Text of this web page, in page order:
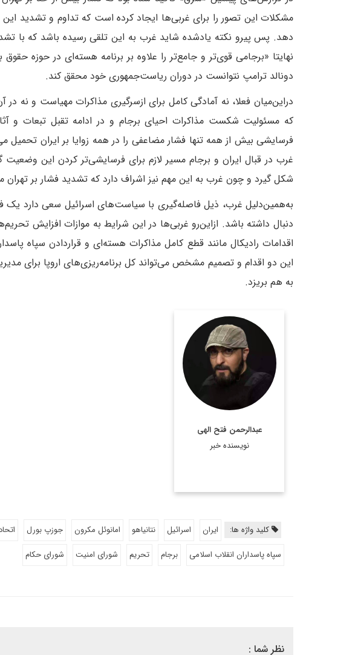
مشکلات این تصور را برای غربی‌ها ایجاد کرده است که تداوم و تشدید
دهد. پس پیرو نکته یادشده شاید غرب به این تلقی رسیده باشد که با
نهایتا «برجامی قوی‌تر و جامع‌تر را علاوه بر برنامه هسته‌ای در حوزه
دونالد ترامپ نتوانست در دوران ریاست‌جمهوری خود محقق کند.
در‌این‌میان فعلا، نه آمادگی کامل برای ازسرگیری مذاکرات مهیاست و نه
که مسئولیت شکست مذاکرات احیای برجام و در ادامه تقبل تبعات و
فرسایشی بیش از همه تنها فشار مضاعفی را در همه زوایا بر ایران
غرب در قبال ایران و برجام مسیر لازم برای فرسایشی‌تر کردن این
شکل گیرد و چون غرب به این مهم نیز اشراف دارد که تشدید فشار بر
به‌همین‌دلیل غرب، ذیل فاصله‌گیری با سیاست‌های اسرائیل سعی دارد یک
دنبال داشته باشد. ازاین‌رو غربی‌ها در این شرایط به موازات افزایش
اقدامات رادیکال مانند قطع کامل مذاکرات هسته‌ای و قرار‌دادن سپاه
این دو اقدام و تصمیم مشخص می‌تواند کل برنامه‌ریزی‌های اروپا برای
به هم بریزد.
عبدالرحمن فتح الهی
نویسنده خبر
روزنامه نگار و کارشناس
ارشد روزنامه نگاری سیاسی
و عضو تحریریه دیپلماسی
ایرانی.
اطلاعات بیشتر
کلید واژه ها: ایران اسرائیل نتانیاهو امانوئل مکرون جوزپ بورل
سپاه پاسداران انقلاب اسلامی
برجام تحریم شورای امنیت شورای حکام
نظر شما :